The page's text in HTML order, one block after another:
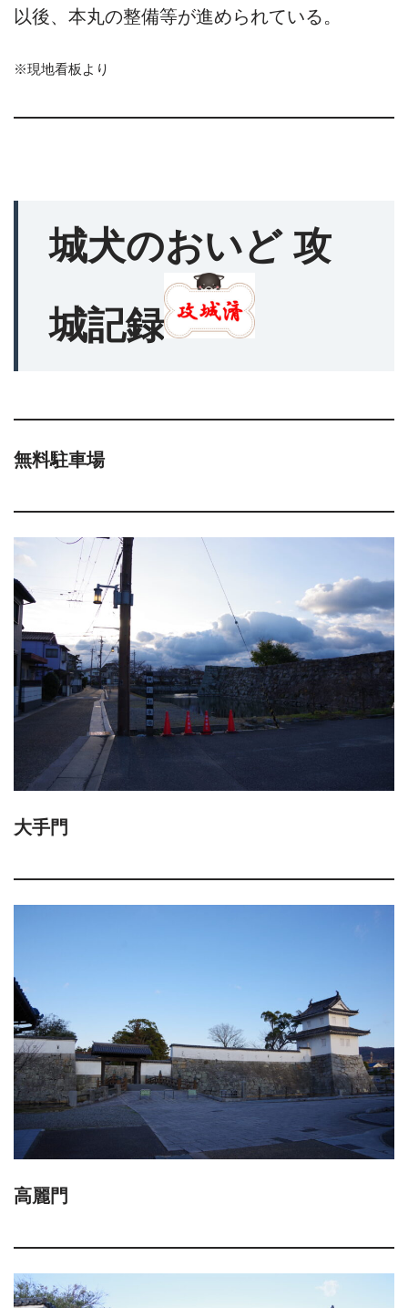
以後、本丸の整備等が進められている。
※現地看板より
城犬のおいど 攻
城記録
無料駐車場
大手門
高麗門